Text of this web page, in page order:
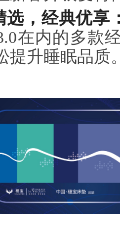
选，经典优享
在内的多款
提升睡眠品质